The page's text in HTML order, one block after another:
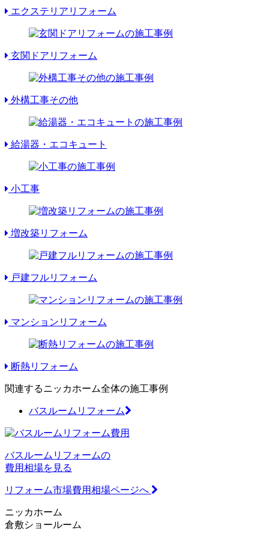
エクステリアリフォーム
玄関ドアリフォーム
外構工事その他
給湯器・エコキュート
小工事
増改築リフォーム
戸建フルリフォーム
マンションリフォーム
断熱リフォーム
関連するニッカホーム全体の施工事例
バスルームリフォーム
バスルームリフォームの
費用相場を見る
リフォーム市場費用相場ページへ
ニッカホーム
倉敷ショールーム